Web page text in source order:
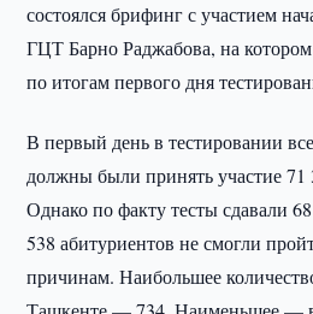
состоялся брифинг с участием
ГЦТ Барно Раджабова, на
по итогам первого дня
В первый день в тестировании
должны были принять участие 71
Однако по факту тесты сдавали
538 абитуриентов не смогли
причинам. Наибольшее